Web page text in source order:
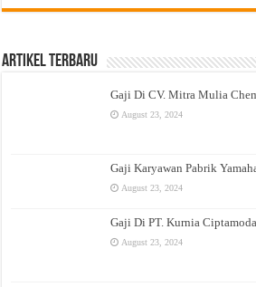
Artikel Terbaru
Gaji Di CV. Mitra Mulia
August 23, 2024
Gaji Karyawan Pabrik
August 23, 2024
Gaji Di PT. Kurnia
August 23, 2024